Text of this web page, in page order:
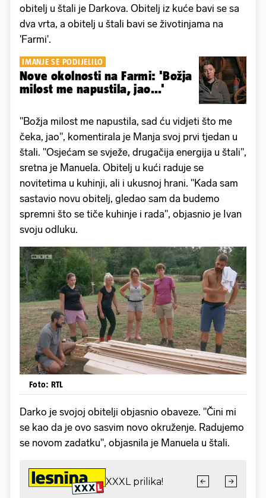
obitelj u štali je Darkova. Obitelj iz kuće bavi se sa
dva vrta, a obitelj u štali bavi se životinjama na
'Farmi'.
IMANJE SE PODIJELILO
Nove okolnosti na Farmi: 'Božja
milost me napustila, jao...'
"Božja milost me napustila, sad ću vidjeti što me
čeka, jao", komentirala je Manja svoj prvi tjedan u
štali. "Osjećam se svježe, drugačija energija u štali",
sretna je Manuela. Obitelj u kući raduje se
novitetima u kuhinji, ali i ukusnoj hrani. "Kada sam
sastavio novu obitelj, gledao sam da budemo
spremni što se tiče kuhinje i rada", objasnio je Ivan
svoju odluku.
Foto: RTL
Darko je svojoj obitelji objasnio obaveze. "Čini mi
se kao da je ovo sasvim novo okruženje. Radujemo
se novom zadatku", objasnila je Manuela u štali.